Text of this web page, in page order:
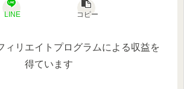
LINE コピー
ィリエイトプログラムによる収益を
得ています